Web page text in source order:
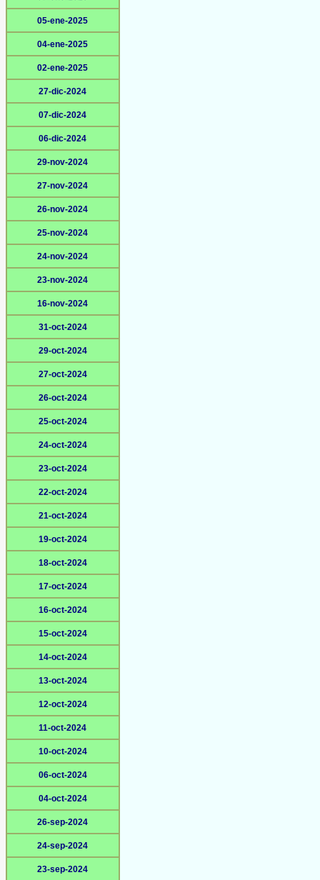
05-ene-2025
04-ene-2025
02-ene-2025
27-dic-2024
07-dic-2024
06-dic-2024
29-nov-2024
27-nov-2024
26-nov-2024
25-nov-2024
24-nov-2024
23-nov-2024
16-nov-2024
31-oct-2024
29-oct-2024
27-oct-2024
26-oct-2024
25-oct-2024
24-oct-2024
23-oct-2024
22-oct-2024
21-oct-2024
19-oct-2024
18-oct-2024
17-oct-2024
16-oct-2024
15-oct-2024
14-oct-2024
13-oct-2024
12-oct-2024
11-oct-2024
10-oct-2024
06-oct-2024
04-oct-2024
26-sep-2024
24-sep-2024
23-sep-2024